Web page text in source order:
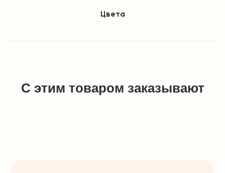
Цвета
С этим товаром заказывают